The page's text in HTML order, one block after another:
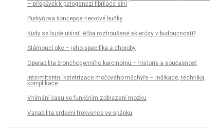
– příspěvek k patogenezi fibrilace síní
Purkyňova koncepce nervové buňky
Kudy se bude ubírat léčba roztroušené sklerózy v budoucnosti?
Stárnoucí oko – jeho specifika a choroby
Operabilita bronchogenního karcinomu – historie a současnost
Intermitentní katetrizace močového měchýře – indikace, technika,
komplikace
Vnímání času ve funkčním zobrazení mozku
Variabilita srdeční frekvence ve spánku